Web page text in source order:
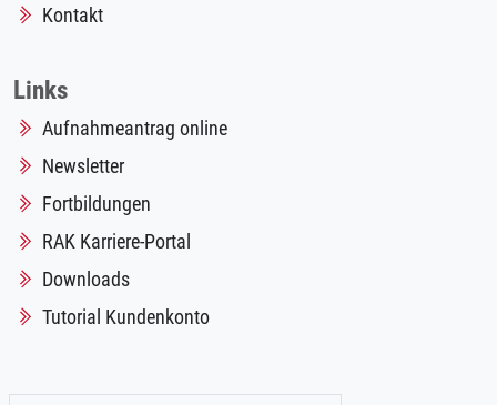
Kontakt
Links
Aufnahmeantrag online
Newsletter
Fortbildungen
RAK Karriere-Portal
Downloads
Tutorial Kundenkonto